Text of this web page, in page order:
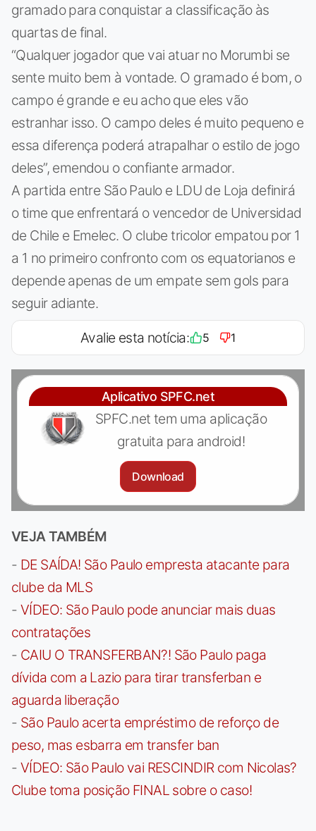
gramado para conquistar a classificação às
quartas de final.
“Qualquer jogador que vai atuar no Morumbi se
sente muito bem à vontade. O gramado é bom, o
campo é grande e eu acho que eles vão
estranhar isso. O campo deles é muito pequeno e
essa diferença poderá atrapalhar o estilo de jogo
deles”, emendou o confiante armador.
A partida entre São Paulo e LDU de Loja definirá
o time que enfrentará o vencedor de Universidad
de Chile e Emelec. O clube tricolor empatou por 1
a 1 no primeiro confronto com os equatorianos e
depende apenas de um empate sem gols para
seguir adiante.
Avalie esta notícia: 5 1
Aplicativo SPFC.net
SPFC.net tem uma aplicação
gratuita para android!
Download
VEJA TAMBÉM
- DE SAÍDA! São Paulo empresta atacante para
clube da MLS
- VÍDEO: São Paulo pode anunciar mais duas
contratações
- CAIU O TRANSFERBAN?! São Paulo paga
dívida com a Lazio para tirar transferban e
aguarda liberação
- São Paulo acerta empréstimo de reforço de
peso, mas esbarra em transfer ban
- VÍDEO: São Paulo vai RESCINDIR com Nicolas?
Clube toma posição FINAL sobre o caso!